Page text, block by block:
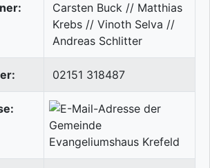
Carsten Buck // Matthias
Krebs // Vinoth Selva //
Andreas Schlitter
02151 318487